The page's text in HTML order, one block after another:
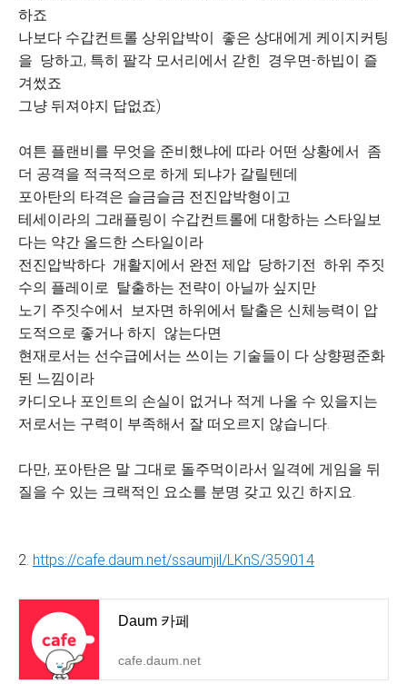
하죠
나보다 수갑컨트롤 상위압박이 좋은 상대에게 케이지커팅
을 당하고, 특히 팔각 모서리에서 갇힌 경우면-하빕이 즐
겨썼죠
그냥 뒤져야지 답없죠)
여튼 플랜비를 무엇을 준비했냐에 따라 어떤 상황에서 좀
더 공격을 적극적으로 하게 되냐가 갈릴텐데
포아탄의 타격은 슬금슬금 전진압박형이고
테세이라의 그래플링이 수갑컨트롤에 대항하는 스타일보
다는 약간 올드한 스타일이라
전진압박하다 개활지에서 완전 제압 당하기전 하위 주짓
수의 플레이로 탈출하는 전략이 아닐까 싶지만
노기 주짓수에서 보자면 하위에서 탈출은 신체능력이 압
도적으로 좋거나 하지 않는다면
현재로서는 선수급에서는 쓰이는 기술들이 다 상향평준화
된 느낌이라
카디오나 포인트의 손실이 없거나 적게 나올 수 있을지는
저로서는 구력이 부족해서 잘 떠오르지 않습니다.
다만, 포아탄은 말 그대로 돌주먹이라서 일격에 게임을 뒤
질을 수 있는 크랙적인 요소를 분명 갖고 있긴 하지요.
2. https://cafe.daum.net/ssaumjil/LKnS/359014
Daum 카페
cafe.daum.net